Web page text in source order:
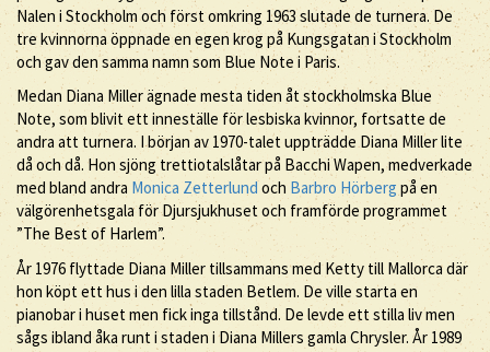
Nalen i Stockholm och först omkring 1963 slutade de turnera. De
tre kvinnorna öppnade en egen krog på Kungsgatan i Stockholm
och gav den samma namn som Blue Note i Paris.
Medan Diana Miller ägnade mesta tiden åt stockholmska Blue
Note, som blivit ett inneställe för lesbiska kvinnor, fortsatte de
andra att turnera. I början av 1970-talet uppträdde Diana Miller lite
då och då. Hon sjöng trettiotalslåtar på Bacchi Wapen, medverkade
med bland andra Monica Zetterlundoch Barbro Hörberg på en
välgörenhetsgala för Djursjukhuset och framförde programmet
”The Best of Harlem”.
År 1976 flyttade Diana Miller tillsammans med Ketty till Mallorca där
hon köpt ett hus i den lilla staden Betlem. De ville starta en
pianobar i huset men fick inga tillstånd. De levde ett stilla liv men
sågs ibland åka runt i staden i Diana Millers gamla Chrysler. År 1989